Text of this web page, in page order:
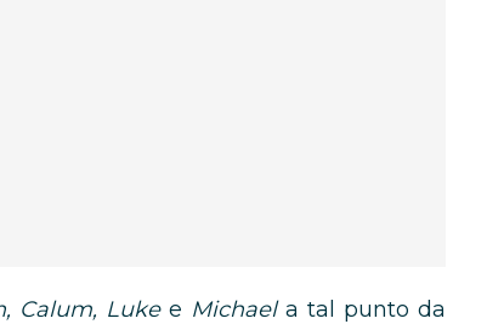
Calum, Lukee Michaela tal punto da